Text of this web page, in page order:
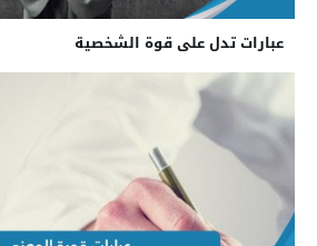
عبارات تدل على قوة الشخصية